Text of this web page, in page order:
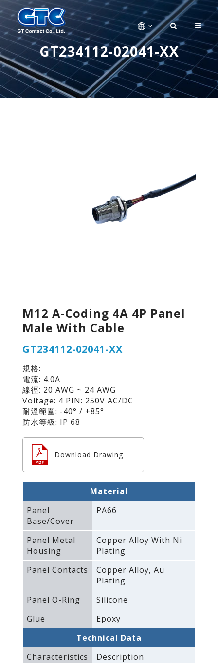
GT234112-02041-XX
M12 A-Coding 4A 4P Panel
Male With Cable
GT234112-02041-XX
規格:
電流: 4.0A
線徑: 20 AWG ~ 24 AWG
Voltage: 4 PIN: 250V AC/DC
耐溫範圍: -40° / +85°
防水等級: IP 68
Download Drawing
Material
Panel
Base/Cover
PA66
Panel Metal
Housing
Copper Alloy With Ni
Plating
Panel Contacts
Copper Alloy‚ Au
Plating
Panel O-Ring
Silicone
Glue
Epoxy
Technical Data
Characteristics
Description